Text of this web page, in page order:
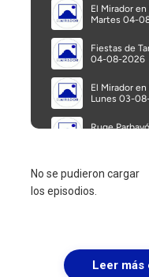
No se pudieron cargar
los episodios.
Leer más